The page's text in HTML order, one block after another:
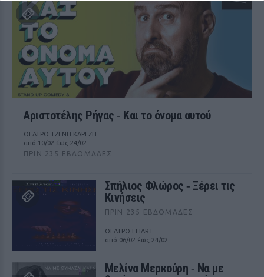
Αριστοτέλης Ρήγας ‑ Kαι το όνομα αυτού
ΘΕΑΤΡΟ ΤΖΕΝΗ ΚΑΡΕΖΗ
από 10/02 έως 24/02
ΠΡΙΝ 235 ΕΒΔΟΜΆΔΕΣ
Σπήλιος Φλώρος ‑ Ξέρει τις
Κινήσεις
ΠΡΙΝ 235 ΕΒΔΟΜΆΔΕΣ
ΘΕΑΤΡΟ ELIART
από 06/02 έως 24/02
Μελίνα Μερκούρη ‑ Να με